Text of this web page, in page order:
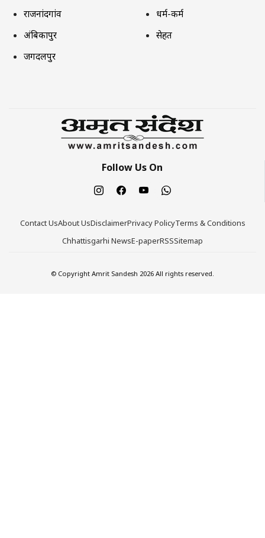
राजनांदगांव
अंबिकापुर
जगदलपुर
धर्म-कर्म
सेहत
Follow Us On
Contact UsAbout UsDisclaimerPrivacy PolicyTerms & Conditions
Chhattisgarhi NewsE-paperRSSSitemap
© Copyright Amrit Sandesh 2026 All rights reserved.